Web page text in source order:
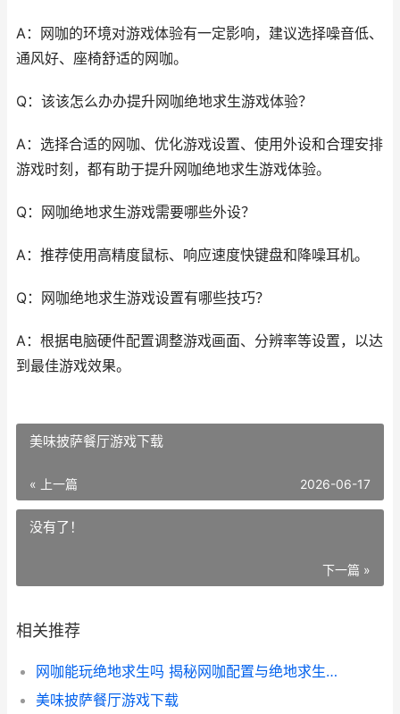
A：网咖的环境对游戏体验有一定影响，建议选择噪音低、
通风好、座椅舒适的网咖。
Q：该该怎么办办提升网咖绝地求生游戏体验？
A：选择合适的网咖、优化游戏设置、使用外设和合理安排
游戏时刻，都有助于提升网咖绝地求生游戏体验。
Q：网咖绝地求生游戏需要哪些外设？
A：推荐使用高精度鼠标、响应速度快键盘和降噪耳机。
Q：网咖绝地求生游戏设置有哪些技巧？
A：根据电脑硬件配置调整游戏画面、分辨率等设置，以达
到最佳游戏效果。
美味披萨餐厅游戏下载
« 上一篇 2026-06-17
没有了！
下一篇 »
相关推荐
网咖能玩绝地求生吗 揭秘网咖配置与绝地求生兼容性
美味披萨餐厅游戏下载